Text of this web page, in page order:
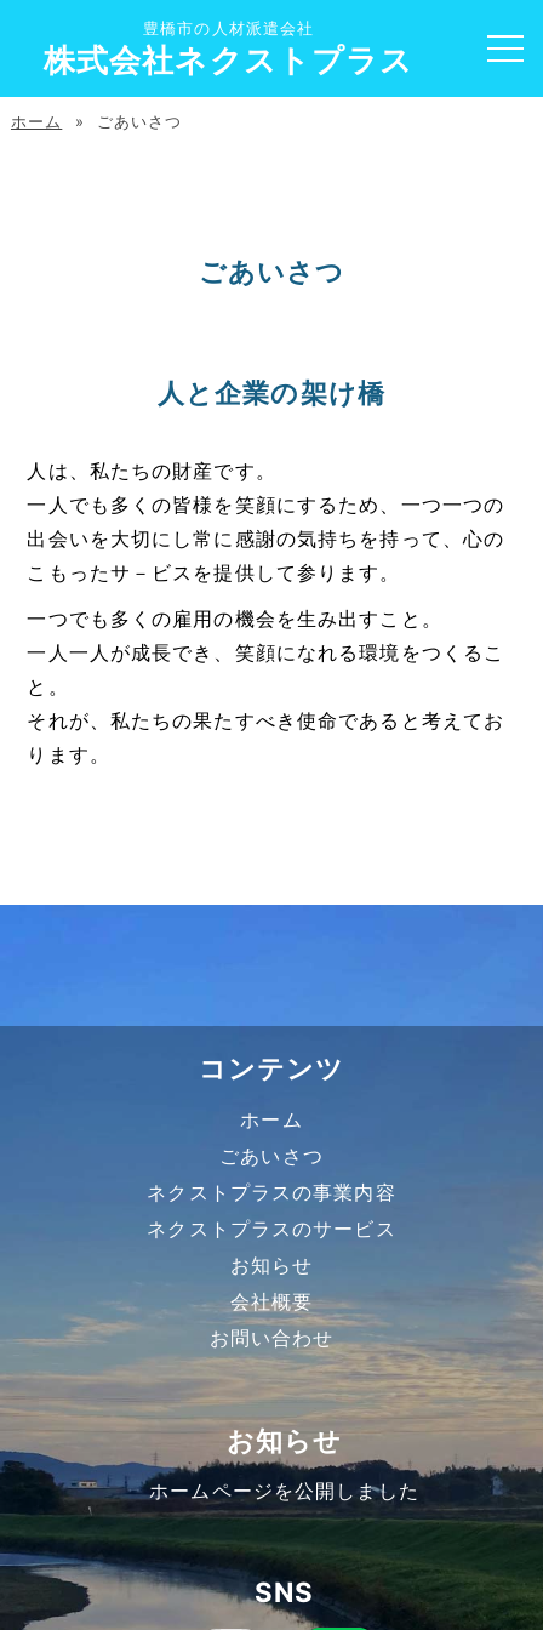
豊橋市の人材派遣会社
株式会社ネクストプラス
ホーム » ごあいさつ
ごあいさつ
人と企業の架け橋
人は、私たちの財産です。
一人でも多くの皆様を笑顔にするため、一つ一つの
出会いを大切にし常に感謝の気持ちを持って、心の
こもったサ－ビスを提供して参ります。
一つでも多くの雇用の機会を生み出すこと。
一人一人が成長でき、笑顔になれる環境をつくるこ
と。
それが、私たちの果たすべき使命であると考えてお
ります。
コンテンツ
ホーム
ごあいさつ
ネクストプラスの事業内容
ネクストプラスのサービス
お知らせ
会社概要
お問い合わせ
お知らせ
ホームページを公開しました
SNS